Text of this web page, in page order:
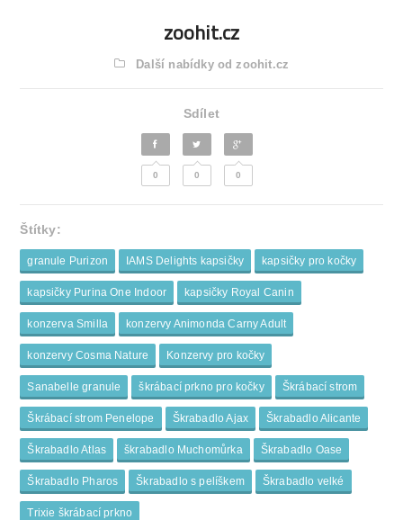
zoohit.cz
Další nabídky od zoohit.cz
Sdílet
0 0 0
Štítky:
granule Purizon IAMS Delights kapsičky kapsičky pro kočky
kapsičky Purina One Indoor kapsičky Royal Canin
konzerva Smilla konzervy Animonda Carny Adult
konzervy Cosma Nature Konzervy pro kočky
Sanabelle granule škrábací prkno pro kočky Škrábací strom
Škrábací strom Penelope Škrabadlo Ajax Škrabadlo Alicante
Škrabadlo Atlas škrabadlo Muchomůrka Škrabadlo Oase
Škrabadlo Pharos Škrabadlo s pelíškem Škrabadlo velké
Trixie škrábací prkno